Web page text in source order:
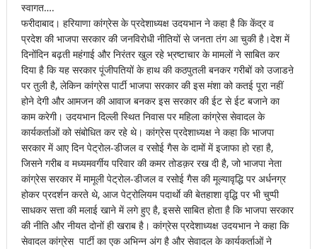
स्वागत….
फरीदाबाद। हरियाणा कांग्रेस के प्रदेशाध्यक्ष उदयभान ने कहा है कि केंद्र व
प्रदेश की भाजपा सरकार की जनविरोधी नीतियों से जनता तंग आ चुकी है।देश में
दिनोंदिन बढ़ती महंगाई और निरंतर खुल रहे भ्रष्टाचार के मामलों ने साबित कर
दिया है कि यह सरकार पूंजीपतियों के हाथ की कठपुतली बनकर गरीबों को उजाडऩे
पर तुली है, लेकिन कांग्रेस पार्टी भाजपा सरकार की इस मंशा को कतई पूरा नहीं
होने देगी और आमजन की आवाज बनकर इस सरकार की ईट से ईट बजाने का
काम करेगी। उदयभान दिल्ली स्थित निवास पर महिला कांग्रेस सेवादल के
कार्यकर्ताओं को संबोधित कर रहे थे। कांग्रेस प्रदेशाध्यक्ष ने कहा कि भाजपा
सरकार में आए दिन पेट्रोल-डीजल व रसोई गैस के दामों में इजाफा हो रहा है,
जिसने गरीब व मध्यमवर्गीय परिवार की कमर तोडक़र रख दी है, जो भाजपा नेता
कांग्रेस सरकार में मामूली पेट्रोल-डीजल व रसोई गैस की मूल्यावृद्धि पर अर्धनग्र
होकर प्रदर्शन करते थे, आज पेट्रोलियम पदार्थाे की बेतहाशा वृद्धि पर भी चुप्पी
साधकर सत्ता की मलाई खाने में लगे हुए है, इससे साबित होता है कि भाजपा सरकार
की नीति और नीयत दोनों ही खराब है। कांग्रेस प्रदेशाध्यक्ष उदयभान ने कहा कि
सेवादल कांग्रेस पार्टी का एक अभिन्न अंग है और सेवादल के कार्यकर्ताओं ने